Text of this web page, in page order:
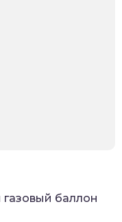
баллон